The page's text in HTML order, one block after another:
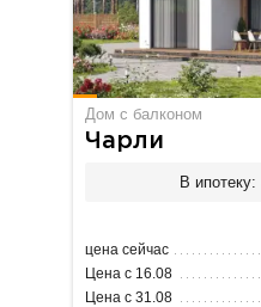
Дом с балконом
Чарли
В ипотеку:
цена сейчас
Цена с 16.08
Цена с 31.08